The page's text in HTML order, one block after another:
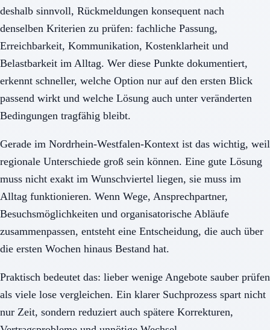
deshalb sinnvoll, Rückmeldungen konsequent nach
denselben Kriterien zu prüfen: fachliche Passung,
Erreichbarkeit, Kommunikation, Kostenklarheit und
Belastbarkeit im Alltag. Wer diese Punkte dokumentiert,
erkennt schneller, welche Option nur auf den ersten Blick
passend wirkt und welche Lösung auch unter veränderten
Bedingungen tragfähig bleibt.
Gerade im Nordrhein-Westfalen-Kontext ist das wichtig, weil
regionale Unterschiede groß sein können. Eine gute Lösung
muss nicht exakt im Wunschviertel liegen, sie muss im
Alltag funktionieren. Wenn Wege, Ansprechpartner,
Besuchsmöglichkeiten und organisatorische Abläufe
zusammenpassen, entsteht eine Entscheidung, die auch über
die ersten Wochen hinaus Bestand hat.
Praktisch bedeutet das: lieber wenige Angebote sauber prüfen
als viele lose vergleichen. Ein klarer Suchprozess spart nicht
nur Zeit, sondern reduziert auch spätere Korrekturen,